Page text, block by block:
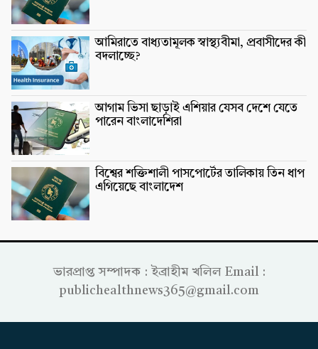
আমিরাতে বাধ্যতামূলক স্বাস্থ্যবীমা, প্রবাসীদের কী
বদলাচ্ছে?
আগাম ভিসা ছাড়াই এশিয়ার যেসব দেশে যেতে
পারেন বাংলাদেশিরা
বিশ্বের শক্তিশালী পাসপোর্টের তালিকায় তিন ধাপ
এগিয়েছে বাংলাদেশ
ভারপ্রাপ্ত সম্পাদক : ইব্রাহীম খলিল Email :
publichealthnews365@gmail.com